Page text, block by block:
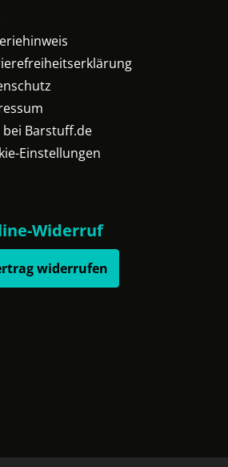
bei Barstuff.de
Einstellungen
Widerruf
widerrufen